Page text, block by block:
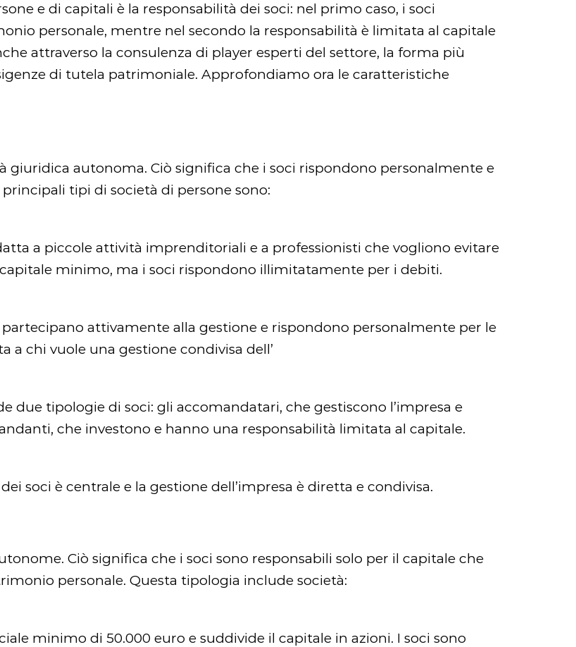
e di capitali è la responsabilità dei soci: nel primo caso, i soci
personale, mentre nel secondo la responsabilità è limitata al capitale
attraverso la consulenza di player esperti del settore, la forma più
di tutela patrimoniale. Approfondiamo ora le caratteristiche
giuridica autonoma. Ciò significa che i soci rispondono personalmente e
tipi di società di persone sono:
a piccole attività imprenditoriali e a professionisti che vogliono evitare
minimo, ma i soci rispondono illimitatamente per i debiti.
attivamente alla gestione e rispondono personalmente per le
a chi vuole una gestione condivisa dell’
due tipologie di soci: gli accomandatari, che gestiscono l’impresa e
che investono e hanno una responsabilità limitata al capitale.
soci è centrale e la gestione dell’impresa è diretta e condivisa.
Ciò significa che i soci sono responsabili solo per il capitale che
personale. Questa tipologia include società:
minimo di 50.000 euro e suddivide il capitale in azioni. I soci sono